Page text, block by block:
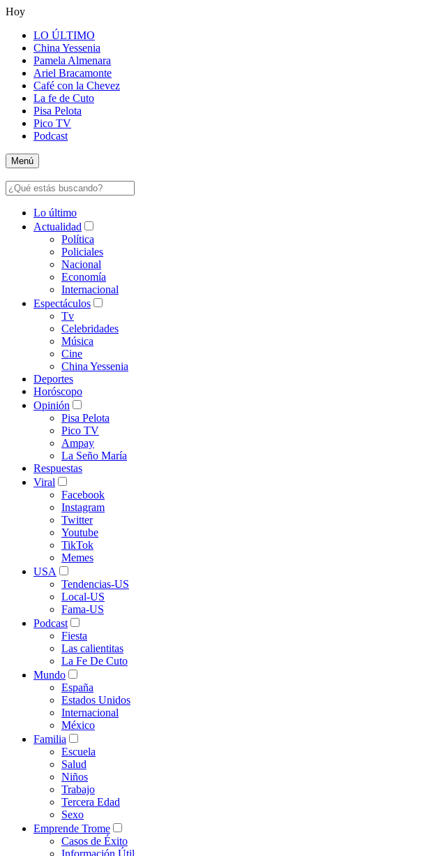
Hoy
LO ÚLTIMO
China Yessenia
Pamela Almenara
Ariel Bracamonte
Café con la Chevez
La fe de Cuto
Pisa Pelota
Pico TV
Podcast
Menú
Lo último
Actualidad
Política
Policiales
Nacional
Economía
Internacional
Espectáculos
Tv
Celebridades
Música
Cine
China Yessenia
Deportes
Horóscopo
Opinión
Pisa Pelota
Pico TV
Ampay
La Seño María
Respuestas
Viral
Facebook
Instagram
Twitter
Youtube
TikTok
Memes
USA
Tendencias-US
Local-US
Fama-US
Podcast
Fiesta
Las calientitas
La Fe De Cuto
Mundo
España
Estados Unidos
Internacional
México
Familia
Escuela
Salud
Niños
Trabajo
Tercera Edad
Sexo
Emprende Trome
Casos de Éxito
Información Útil